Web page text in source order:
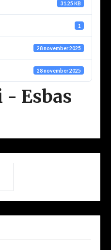
31.25 KB
1
28 november 2025
28 november 2025
Esbas